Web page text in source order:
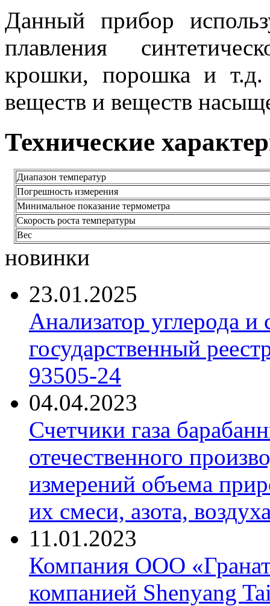
Данный прибор
плавления
крошки, порошка и т.д.
веществ и веществ
Технические
Диапазон температур
Погрешность измерения
Минимальное показание термометра
Скорость роста температуры
Вес
новинки
23.01.2025
Анализатор углерода
государственный
93505-24
04.04.2023
Счетчики газа
отечественного
измерений объема
их смеси, азота,
11.01.2023
Компания ООО
компанией Shenyang